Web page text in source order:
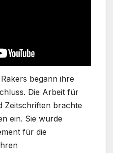
begann ihre
Die Arbeit für
Zeitschriften brachte
ein. Sie wurde
für die